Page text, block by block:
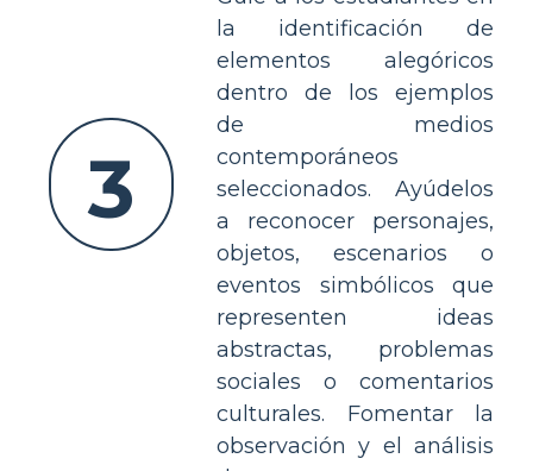
3
la identificación de
elementos alegóricos
dentro de los ejemplos
de medios
contemporáneos
seleccionados. Ayúdelos
a reconocer personajes,
objetos, escenarios o
eventos simbólicos que
representen ideas
abstractas, problemas
sociales o comentarios
culturales. Fomentar la
observación y el análisis